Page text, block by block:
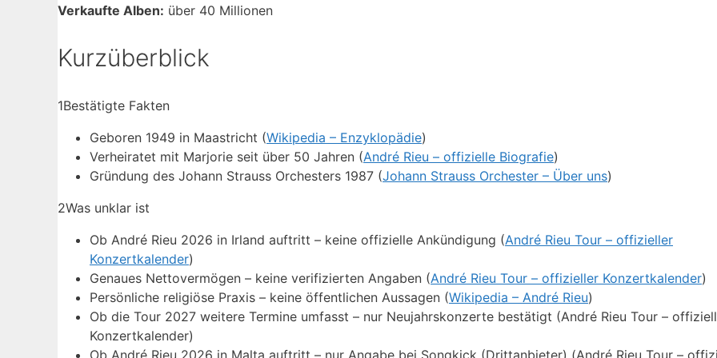
Verkaufte Alben: über 40 Millionen
Kurzüberblick
1Bestätigte Fakten
Geboren 1949 in Maastricht (Wikipedia – Enzyklopädie)
Verheiratet mit Marjorie seit über 50 Jahren (André Rieu – offizielle Biografie)
Gründung des Johann Strauss Orchesters 1987 (Johann Strauss Orchester – Über uns)
2Was unklar ist
Ob André Rieu 2026 in Irland auftritt – keine offizielle Ankündigung (André Rieu Tour – offizieller
Konzertkalender)
Genaues Nettovermögen – keine verifizierten Angaben (André Rieu Tour – offizieller Konzertkalender)
Persönliche religiöse Praxis – keine öffentlichen Aussagen (Wikipedia – André Rieu)
Ob die Tour 2027 weitere Termine umfasst – nur Neujahrskonzerte bestätigt (André Rieu Tour –
Konzertkalender)